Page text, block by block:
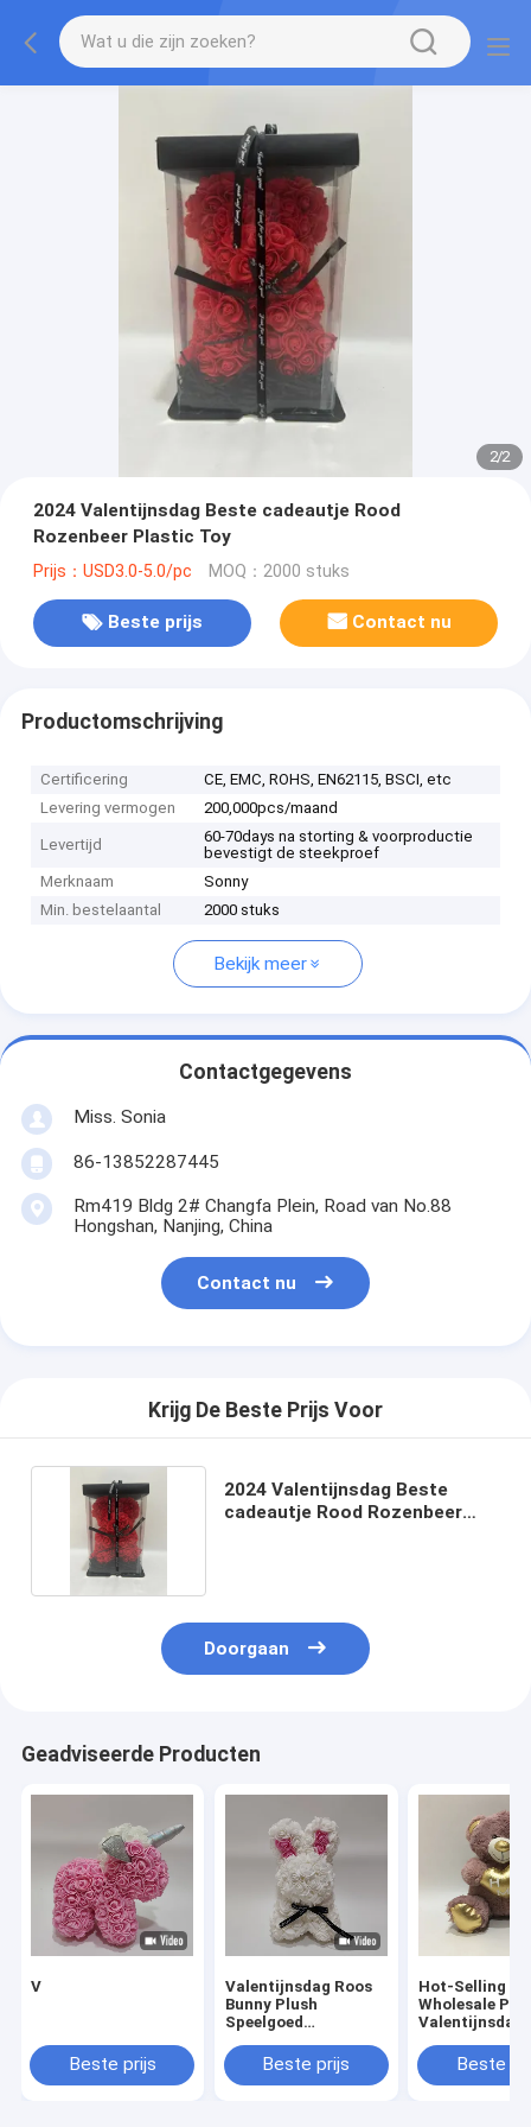
2/2
2024 Valentijnsdag Beste cadeautje Rood
Rozenbeer Plastic Toy
Prijs：USD3.0-5.0/pc MOQ：2000 stuks
Beste prijs Contact nu
Productomschrijving
Certificering
CE, EMC, ROHS, EN62115, BSCI, etc
Levering vermogen
200,000pcs/maand
Levertijd
60-70days na storting & voorproductie
bevestigt de steekproef
Merknaam
Sonny
Min. bestelaantal
2000 stuks
Bekijk meer
Contactgegevens
Miss. Sonia
86-13852287445
Rm419 Bldg 2# Changfa Plein, Road van No.88
Hongshan, Nanjing, China
Contact nu
Krijg De Beste Prijs Voor
2024 Valentijnsdag Beste
cadeautje Rood Rozenbeer
Doorgaan
Geadviseerde Producten
V
Beste prijs
Valentijnsdag Roos
Bunny Plush
Speelgoed
Geschenk Voor
Koppels
Beste prijs
Hot-Selling
Wholesale
Valentijnsdag
cadeau voor
geliefden
Beste